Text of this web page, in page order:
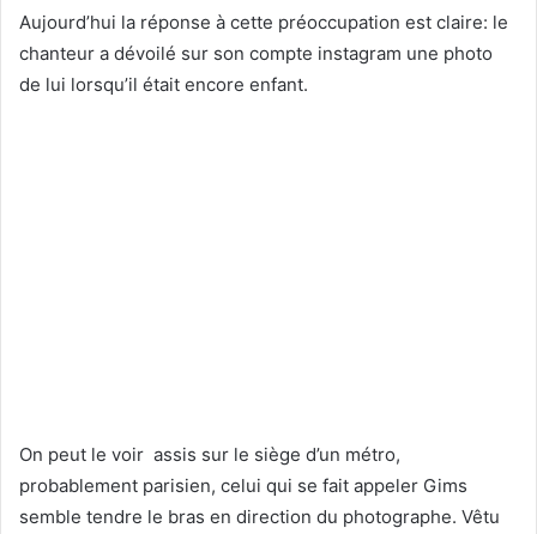
Aujourd’hui la réponse à cette préoccupation est claire: le
chanteur a dévoilé sur son compte instagram une photo
de lui lorsqu’il était encore enfant.
On peut le voir assis sur le siège d’un métro,
probablement parisien, celui qui se fait appeler Gims
semble tendre le bras en direction du photographe. Vêtu